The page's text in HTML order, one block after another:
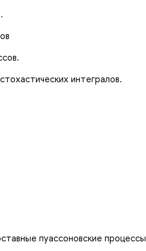
интегралов.
пуассоновские процессы